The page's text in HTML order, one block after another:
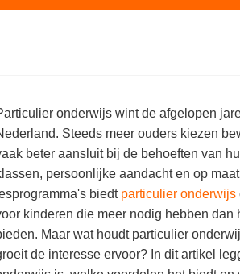
onderwijs wint de afgelopen
Steeds meer ouders kiezen
beter aansluit bij de behoeften van
persoonlijke aandacht en op
biedt particulier onderwijs
kinderen die meer nodig hebben dan
Maar wat houdt particulier
de interesse ervoor? In dit artikel